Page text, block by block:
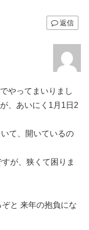
返信
やってまいりまし
、あいにく1月1日2
て、開いているの
が、狭くて困りま
と 来年の抱負にな